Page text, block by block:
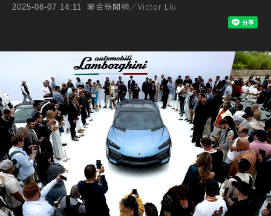
2025-08-07 14:11 聯合新聞網／Victor Liu